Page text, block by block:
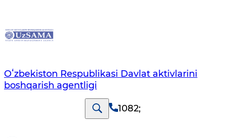
Oʻzbekiston Respublikasi Davlat aktivlarini
boshqarish agentligi
1082;